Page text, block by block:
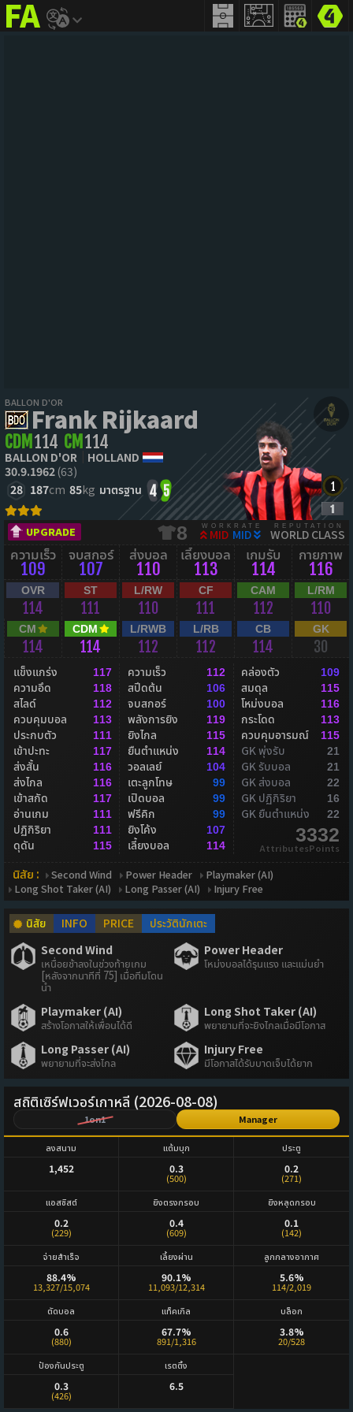
addict
BALLON D'ORFrank Rijkaard
CDM 114 CM 114
BALLON D'OR
HOLLAND
30.9.1962(63)
28 187cm 85kg มาตรฐาน 4 5
UPGRADE 8 WORKRATE
MID MID
REPUTATION
WORLD CLASS
ความเร็ว
109
จบสกอร์
107
ส่งบอล
110
เลี้ยงบอล
113
เกมรับ
114
กายภาพ
116
OVR
114
ST
111
L/RW
110
CF
111
CAM
112
L/RM
110
CM
114
CDM
114
L/RWB
112
L/RB
112
CB
114
GK
30
แข็งแกร่ง 117
ความอึด 118
สไลด์ 112
ควบคุมบอล 113
ประกบตัว 111
เข้าปะทะ 117
ส่งสั้น 116
ส่งไกล 116
เข้าสกัด 117
อ่านเกม 111
ปฏิกิริยา 111
ดุดัน 115
ความเร็ว 112
สปีดต้น 106
จบสกอร์ 100
พลังการยิง 119
ยิงไกล 115
ยืนตำแหน่ง 114
วอลเลย์ 104
เตะลูกโทษ 99
เปิดบอล 99
ฟรีคิก 99
ยิงโค้ง 107
เลี้ยงบอล 114
คล่องตัว 109
สมดุล 115
โหม่งบอล 116
กระโดด 113
ควบคุมอารมณ์ 115
GK พุ่งรับ 21
GK รับบอล 21
GK ส่งบอล 22
GK ปฏิกิริยา 16
GK ยืนตำแหน่ง 22
3332
AttributesPoints
นิสัย : Second Wind Power Header
Playmaker (AI)
Long Shot Taker (AI)
Long Passer (AI) Injury Free
นิสัย INFO PRICE
ประวัตินักเตะ
Second Wind
เหนื่อยช้าลงในช่วงท้ายเกม
[หลังจากนาทีที่ 75] เมื่อทีมโดน
นำ
Power Header
โหม่งบอลได้รุนแรง และแม่นยำ
Playmaker (AI)
สร้างโอกาสให้เพื่อนได้ดี
Long Shot Taker (AI)
พยายามที่จะยิงไกลเมื่อมีโอกาส
Long Passer (AI)
พยายามที่จะส่งไกล
Injury Free
มีโอกาสได้รับบาดเจ็บได้ยาก
สถิติเซิร์ฟเวอร์เกาหลี (2026-08-08)
1on1 Manager
ลงสนาม
1,452
แต้มบุก
0.3
(500)
ประตู
0.2
(271)
แอสซิสต์
0.2
(229)
ยิงตรงกรอบ
0.4
(609)
ยิงหลุดกรอบ
0.1
(142)
จ่ายสำเร็จ
88.4%
13,327/15,074
เลี้ยงผ่าน
90.1%
11,093/12,314
ลูกกลางอากาศ
5.6%
114/2,019
ตัดบอล
0.6
(880)
แท็คเกิล
67.7%
891/1,316
บล็อก
3.8%
20/528
ป้องกันประตู
0.3
(426)
เรตติ้ง
6.5